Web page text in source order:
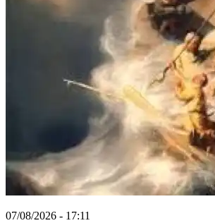
07/08/2026 - 17:11